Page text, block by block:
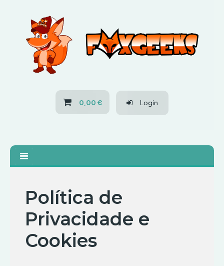
0,00 € Login
HOME
OFERTAS
XBOX ONE
OFERTAS
PS3
Política de
Privacidade e
Cookies